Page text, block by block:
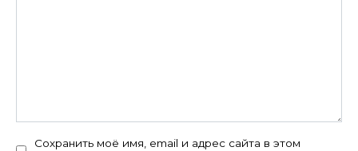
Сохранить моё имя, email и адрес сайта в этом